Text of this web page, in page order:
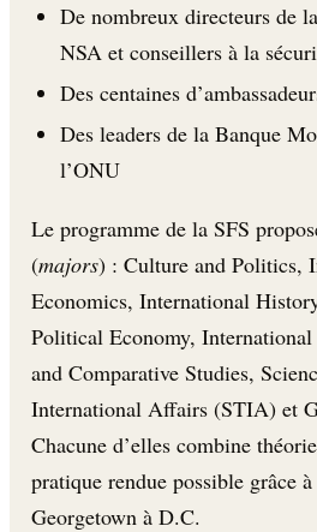
De nombreux directeurs de
NSA et conseillers à la
Des centaines
Des leaders de la Banque
l’ONU
Le programme de la SFS
(majors) : Culture and Politics,
Economics, International
Political Economy,
and Comparative Studies,
International Affairs (STIA) et
Chacune d’elles combine
pratique rendue possible grâce
Georgetown à D.C.